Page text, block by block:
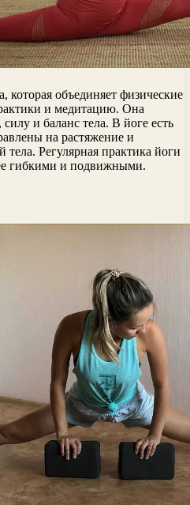
которая объединяет физические
и медитацию. Она
и баланс тела. В йоге есть
на растяжение и
тела. Регулярная практика йоги
гибкими и подвижными.